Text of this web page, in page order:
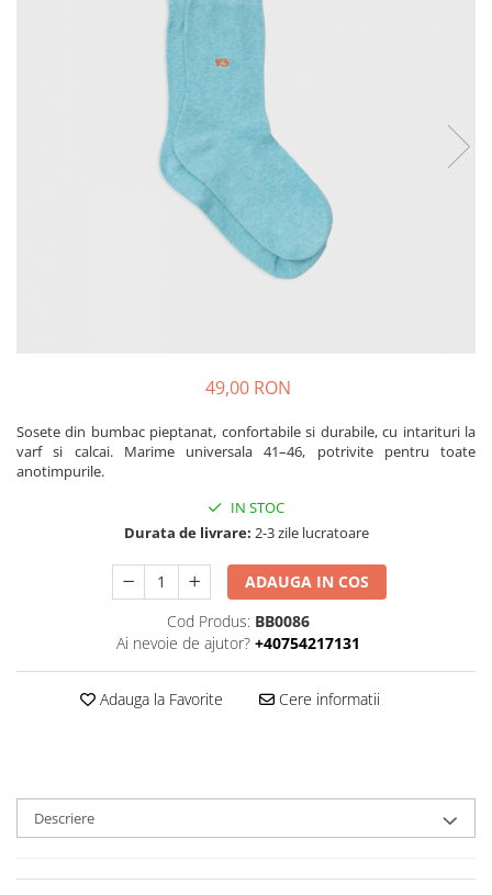
49,00 RON
Sosete din bumbac pieptanat, confortabile si durabile, cu intarituri la
varf si calcai. Marime universala 41–46, potrivite pentru toate
anotimpurile.
IN STOC
Durata de livrare: 2-3 zile lucratoare
ADAUGA IN COS
Cod Produs: BB0086
Ai nevoie de ajutor? +40754217131
Adauga la Favorite Cere informatii
Descriere